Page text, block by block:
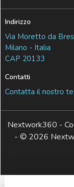
Indirizzo
Via Moretto da
Milano - Italia
CAP 20133
Contatti
Contatta il nostro
Nextwork360 -
- © 2026